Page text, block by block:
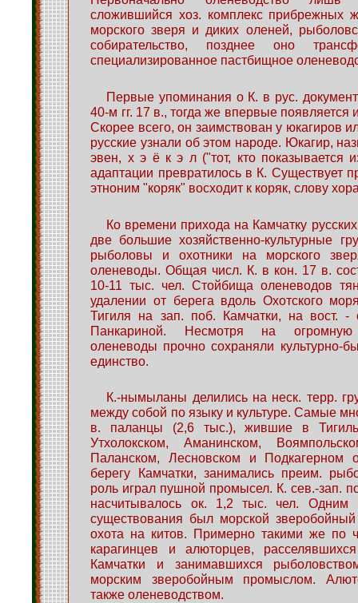
сложившийся хоз. комплекс прибрежных
морского зверя и диких оленей,
собирательство, позднее оно
специализированное пастбищное
Первые упоминания о К. в рус.
40-м гг. 17 в., тогда же впервые появляется
Скорее всего, он заимствован у юкагиров
русские узнали об этом народе. Юкагир,
эвен, х э ё к э л ("тот, кто показывается
адаптации превратилось в К. Существует
этноним "коряк" восходит к коряк, слову
Ко времени прихода на Камчатку
две большие хозяйственно-культурные
рыболовы и охотники на морского
оленеводы. Общая числ. К. в кон. 17 в.
10-11 тыс. чел. Стойбища оленеводов
удалении от берега вдоль Охотского
Тигиля на зап. поб. Камчатки, на вост.
Панкариной. Несмотря на огромную
оленеводы прочно сохраняли культурно-
единство.
К.-нымыланы делились на неск. терр.
между собой по языку и культуре. Самые
в. паланцы (2,6 тыс.), жившие в
Утхолокском, Аманинском,
Паланском, Лесновском и Подкагерном
берегу Камчатки, занимались преим.
роль играл пушной промысел. К. сев.-зап.
насчитывалось ок. 1,2 тыс. чел. Одним
существования был морской
охота на китов. Примерно такими же по
карагинцев и алюторцев,
Камчатки и занимавшихся
морским зверобойным промыслом.
также оленеводством.